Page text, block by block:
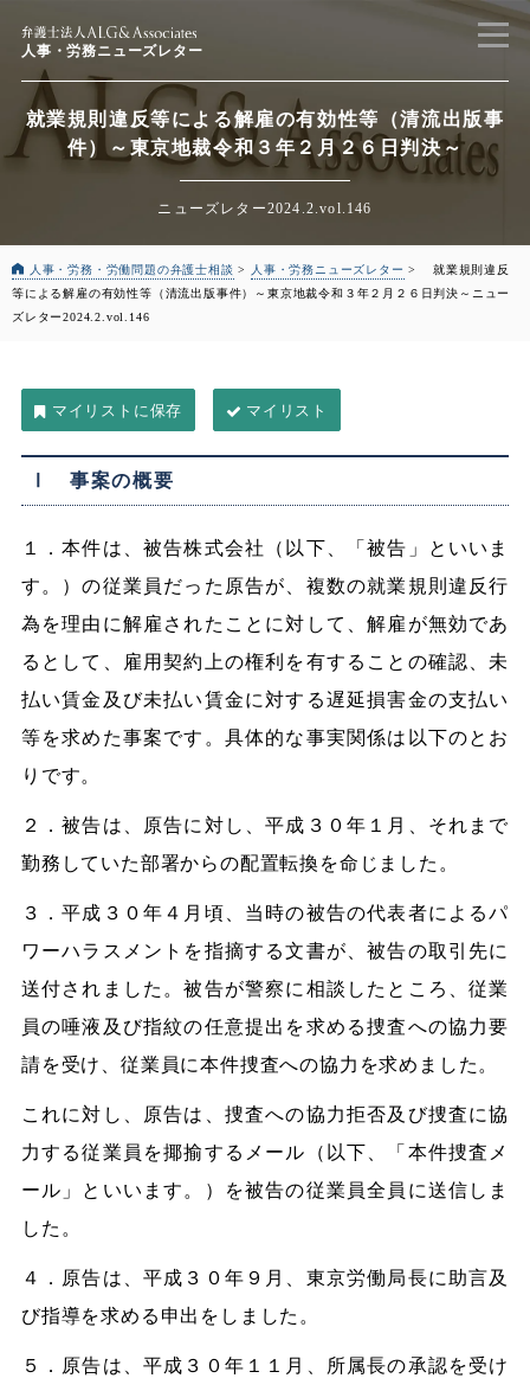
人事・労務ニューズレター
就業規則違反等による解雇の有効性等（清流出版事
件）
～東京地裁令和３年２月２６日判決～
ニューズレター2024.2.vol.146
人事・労務・労働問題の弁護士相談 > 人事・労務ニューズレター >
就業規則違反
等による解雇の有効性等（清流出版事件）
～東京地裁令和３年２月２６日判決～ ニュー
ズレター2024.2.vol.146
マイリスト
Ⅰ 事案の概要
１．本件は、被告株式会社（以下、「被告」といいま
す。）の従業員だった原告が、複数の就業規則違反行
為を理由に解雇されたことに対して、解雇が無効であ
るとして、雇用契約上の権利を有することの確認、未
払い賃金及び未払い賃金に対する遅延損害金の支払い
等を求めた事案です。具体的な事実関係は以下のとお
りです。
２．被告は、原告に対し、平成３０年１月、それまで
勤務していた部署からの配置転換を命じました。
３．平成３０年４月頃、当時の被告の代表者によるパ
ワーハラスメントを指摘する文書が、被告の取引先に
送付されました。被告が警察に相談したところ、従業
員の唾液及び指紋の任意提出を求める捜査への協力要
請を受け、従業員に本件捜査への協力を求めました。
これに対し、原告は、捜査への協力拒否及び捜査に協
力する従業員を揶揄するメール（以下、「本件捜査メ
ール」といいます。）を被告の従業員全員に送信しま
した。
４．原告は、平成３０年９月、東京労働局長に助言及
び指導を求める申出をしました。
５．原告は、平成３０年１１月、所属長の承認を受け